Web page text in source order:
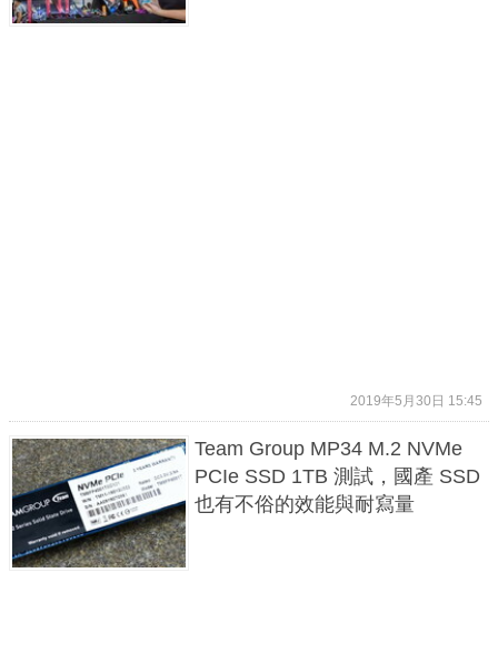
2019年5月30日 15:45
Team Group MP34 M.2 NVMe
PCIe SSD 1TB 測試，國產 SSD
也有不俗的效能與耐寫量